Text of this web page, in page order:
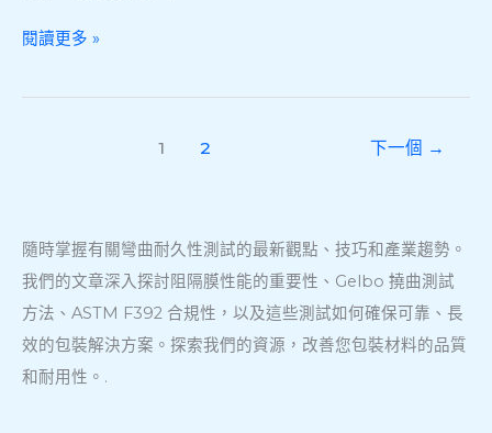
ASTM
閱讀更多 »
1 2 下一個 →
隨時掌握有關彎曲耐久性測試的最新觀點、技巧和產業趨勢。
我們的文章深入探討阻隔膜性能的重要性、Gelbo 撓曲測試
方法、ASTM F392 合規性，以及這些測試如何確保可靠、長
效的包裝解決方案。探索我們的資源，改善您包裝材料的品質
和耐用性。.